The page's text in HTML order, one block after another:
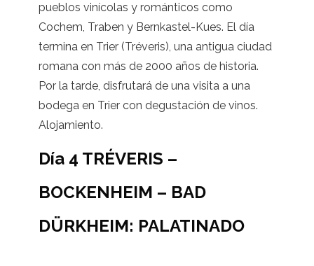
pueblos vinícolas y románticos como
Cochem, Traben y Bernkastel-Kues. El día
termina en Trier (Tréveris), una antigua ciudad
romana con más de 2000 años de historia.
Por la tarde, disfrutará de una visita a una
bodega en Trier con degustación de vinos.
Alojamiento.
Día 4 TRÉVERIS –
BOCKENHEIM – BAD
DÜRKHEIM: PALATINADO